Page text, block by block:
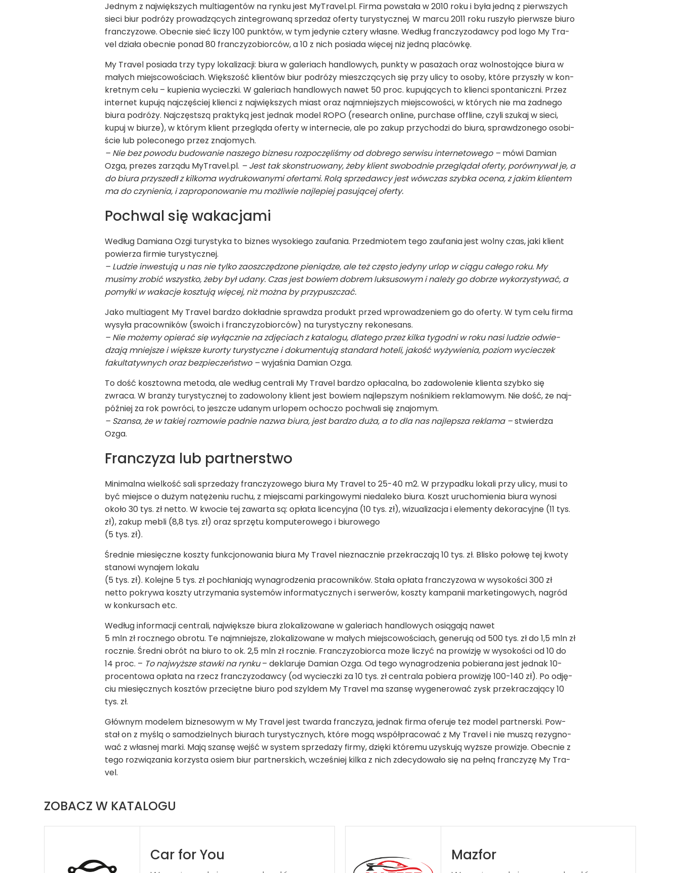
Jed­nym z naj­więk­szych mul­tia­gentów na rynku jest MyTra­vel.pl. Firma powstała w 2010 roku i była jedną z pierw­szych
sieci biur podróży pro­wa­dzą­cych zin­te­gro­waną sprze­daż oferty tury­stycz­nej. W marcu 2011 roku ruszyło pierw­sze biuro
fran­czy­zowe. Obec­nie sieć liczy 100 punk­tów, w tym jedy­nie cztery wła­sne. Według fran­czy­zo­dawcy pod logo My Tra­
vel działa obec­nie ponad 80 fran­czy­zo­bior­ców, a 10 z nich posiada wię­cej niż jedną pla­cówkę.
My Tra­vel posiada trzy typy loka­li­za­cji: biura w gale­riach han­dlo­wych, punkty w pasa­żach oraz wol­no­sto­jące biura w
małych miej­sco­wo­ściach. Więk­szość klien­tów biur podróży miesz­czą­cych się przy ulicy to osoby, które przy­szły w kon­
kret­nym celu – kupie­nia wycieczki. W gale­riach han­dlo­wych nawet 50 proc. kupu­ją­cych to klienci spon­ta­niczni. Przez
inter­net kupują naj­czę­ściej klienci z naj­więk­szych miast oraz naj­mniej­szych miej­sco­wo­ści, w któ­rych nie ma żad­nego
biura podróży. Naj­częst­szą prak­tyką jest jed­nak model ROPO (rese­arch online, pur­chase offline, czyli szu­kaj w sieci,
kupuj w biu­rze), w któ­rym klient prze­gląda oferty w inter­ne­cie, ale po zakup przy­cho­dzi do biura, spraw­dzo­nego oso­bi­
ście lub pole­co­nego przez zna­jo­mych.
– Nie bez powodu budo­wa­nie naszego biznesu roz­po­czę­li­śmy od dobrego ser­wisu inter­ne­to­wego – mówi Damian
Ozga, pre­zes zarządu MyTra­vel.pl. – Jest tak skon­stru­owany, żeby klient swo­bod­nie prze­glą­dał oferty, porów­ny­wał je, a
do biura przy­szedł z kil­koma wydru­ko­wa­nymi ofer­tami. Rolą sprze­dawcy jest wów­czas szybka ocena, z jakim klien­tem
ma do czy­nie­nia, i zapro­po­no­wa­nie mu moż­li­wie naj­le­piej pasu­ją­cej oferty.
Poch­wal się waka­cjami
Według Damiana Ozgi tury­styka to biznes wyso­kiego zaufa­nia. Przedmio­tem tego zaufa­nia jest wolny czas, jaki klient
powie­rza fir­mie tury­stycz­nej.
– Ludzie inwe­stują u nas nie tylko zaosz­czę­dzone pie­nią­dze, ale też czę­sto jedyny urlop w ciągu całego roku. My
musimy zro­bić wszystko, żeby był udany. Czas jest bowiem dobrem luk­su­so­wym i należy go dobrze wyko­rzy­sty­wać, a
pomyłki w waka­cje kosz­tują wię­cej, niż można by przy­pusz­czać.
Jako mul­tia­gent My Tra­vel bar­dzo dokład­nie spraw­dza pro­dukt przed wpro­wa­dze­niem go do oferty. W tym celu firma
wysyła pra­cow­ni­ków (swo­ich i fran­czy­zo­bior­ców) na tury­styczny reko­ne­sans.
– Nie możemy opie­rać się wyłącz­nie na zdję­ciach z kata­logu, dla­tego przez kilka tygo­dni w roku nasi ludzie odwie­
dzają mniej­sze i więk­sze kurorty tury­styczne i doku­men­tują stan­dard hoteli, jakość wyży­wie­nia, poziom wycie­czek
fakul­ta­tyw­nych oraz bez­pie­czeń­stwo –wyja­śnia Damian Ozga.
To dość kosz­towna metoda, ale według cen­trali My Tra­vel bar­dzo opła­calna, bo zado­wo­le­nie klienta szybko się
zwraca. W branży tury­stycz­nej to zado­wo­lony klient jest bowiem naj­lep­szym nośni­kiem rekla­mo­wym. Nie dość, że naj­
póź­niej za rok powróci, to jesz­cze uda­nym urlo­pem ocho­czo pochwali się zna­jo­mym.
– Szansa, że w takiej roz­mo­wie pad­nie nazwa biura, jest bar­dzo duża, a to dla nas naj­lep­sza reklama –stwier­dza
Ozga.
Fran­czyza lub part­ner­stwo
Mini­malna wiel­kość sali sprze­daży fran­czy­zo­wego biura My Tra­vel to 25-40 m2. W przy­padku lokali przy ulicy, musi to
być miej­sce o dużym natę­że­niu ruchu, z miej­scami par­kin­go­wymi nie­da­leko biura. Koszt uru­cho­mie­nia biura wynosi
około 30 tys. zł netto. W kwo­cie tej zawarta są: opłata licen­cyjna (10 tys. zł), wizu­ali­za­cja i ele­menty deko­ra­cyjne (11 tys.
zł), zakup mebli (8,8 tys. zł) oraz sprzętu kom­pu­te­ro­wego i biu­ro­wego
(5 tys. zł).
Śred­nie mie­sięczne koszty funk­cjo­no­wa­nia biura My Tra­vel nie­znacz­nie prze­kra­czają 10 tys. zł. Bli­sko połowę tej kwoty
sta­nowi wyna­jem lokalu
(5 tys. zł). Kolejne 5 tys. zł pochła­niają wyna­gro­dze­nia pra­cow­ni­ków. Stała opłata fran­czy­zowa w wyso­ko­ści 300 zł
netto pokrywa koszty utrzy­ma­nia sys­temów infor­ma­tycz­nych i ser­we­rów, koszty kam­pa­nii mar­ke­tin­go­wych, nagród
w kon­kur­sach etc.
Według infor­ma­cji cen­trali, naj­więk­sze biura zlo­ka­li­zo­wane w gale­riach han­dlo­wych osią­gają nawet
5 mln zł rocz­nego obrotu. Te naj­mniej­sze, zlo­ka­li­zo­wane w małych miej­sco­wo­ściach, gene­rują od 500 tys. zł do 1,5 mln zł
rocz­nie. Średni obrót na biuro to ok. 2,5 mln zł rocz­nie. Fran­czy­zo­biorca może liczyć na pro­wi­zję w wyso­ko­ści od 10 do
14 proc. – To najwyż­sze stawki na rynku– dekla­ruje Damian Ozga. Od tego wyna­gro­dze­nia pobie­rana jest jed­nak 10-
pro­cen­towa opłata na rzecz fran­czy­zo­dawcy (od wycieczki za 10 tys. zł cen­trala pobiera pro­wi­zję 100-140 zł). Po odję­
ciu mie­sięcz­nych kosz­tów prze­ciętne biuro pod szyl­dem My Tra­vel ma szansę wyge­ne­ro­wać zysk prze­kra­cza­jący 10
tys. zł.
Głów­nym mode­lem bizne­so­wym w My Tra­vel jest twarda fran­czyza, jed­nak firma ofe­ruje też model part­ner­ski. Pow­
stał on z myślą o samo­dziel­nych biu­rach tury­stycz­nych, które mogą współ­pra­co­wać z My Tra­vel i nie muszą rezy­gno­
wać z wła­snej marki. Mają szansę wejść w sys­tem sprze­daży firmy, dzięki któ­remu uzy­skują wyż­sze pro­wi­zje. Obec­nie z
tego roz­wią­za­nia korzy­sta osiem biur part­ner­skich, wcze­śniej kilka z nich zde­cy­do­wało się na pełną fran­czyzę My Tra­
vel.
ZOBACZ W KATALOGU
Car for You Mazfor